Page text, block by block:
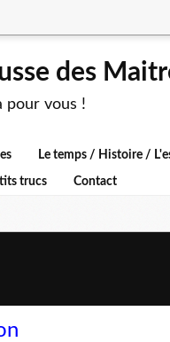
des
pour vous !
Le temps / Histoire /
trucs Contact